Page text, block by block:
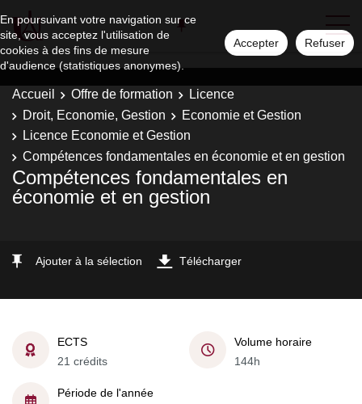
En poursuivant votre navigation sur ce
site, vous acceptez l'utilisation de
cookies à des fins de mesure
d'audience (statistiques anonymes).
Accepter Refuser
Accueil Offre de formation
Licence
Droit, Economie, Gestion
Economie et Gestion
Licence Economie et Gestion
Compétences fondamentales en économie et en gestion
Compétences fondamentales en
économie et en gestion
Ajouter à la sélection Télécharger
ECTS
21 crédits
Volume horaire
144h
Période de l'année